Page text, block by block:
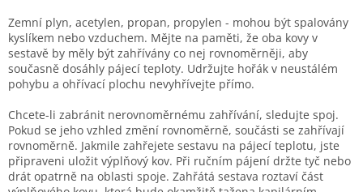
Zemní plyn, acetylen, propan, propylen - mohou být spalovány
kyslíkem nebo vzduchem. Mějte na paměti, že oba kovy v
sestavě by měly být zahřívány co nej rovnoměrněji, aby
současně dosáhly pájecí teploty. Udržujte hořák v neustálém
pohybu a ohřívací plochu nevyhřívejte přímo.
Chcete-li zabránit nerovnoměrnému zahřívání, sledujte spoj.
Pokud se jeho vzhled změní rovnoměrně, součásti se zahřívají
rovnoměrně. Jakmile zahřejete sestavu na pájecí teplotu, jste
připraveni uložit výplňový kov. Při ručním pájení držte tyč nebo
drát opatrně na oblasti spoje. Zahřátá sestava roztaví část